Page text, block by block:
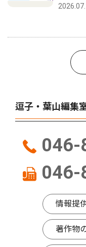
逗子・葉山編集
046-
046-
情報提
著作物